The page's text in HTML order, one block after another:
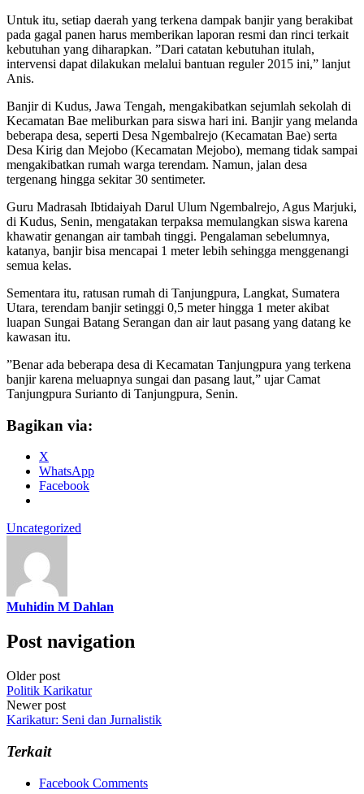
Untuk itu, setiap daerah yang terkena dampak banjir yang berakibat
pada gagal panen harus memberikan laporan resmi dan rinci terkait
kebutuhan yang diharapkan. ”Dari catatan kebutuhan itulah,
intervensi dapat dilakukan melalui bantuan reguler 2015 ini,” lanjut
Anis.
Banjir di Kudus, Jawa Tengah, mengakibatkan sejumlah sekolah di
Kecamatan Bae meliburkan para siswa hari ini. Banjir yang melanda
beberapa desa, seperti Desa Ngembalrejo (Kecamatan Bae) serta
Desa Kirig dan Mejobo (Kecamatan Mejobo), memang tidak sampai
mengakibatkan rumah warga terendam. Namun, jalan desa
tergenang hingga sekitar 30 sentimeter.
Guru Madrasah Ibtidaiyah Darul Ulum Ngembalrejo, Agus Marjuki,
di Kudus, Senin, mengatakan terpaksa memulangkan siswa karena
khawatir genangan air tambah tinggi. Pengalaman sebelumnya,
katanya, banjir bisa mencapai 1 meter lebih sehingga menggenangi
semua kelas.
Sementara itu, ratusan rumah di Tanjungpura, Langkat, Sumatera
Utara, terendam banjir setinggi 0,5 meter hingga 1 meter akibat
luapan Sungai Batang Serangan dan air laut pasang yang datang ke
kawasan itu.
”Benar ada beberapa desa di Kecamatan Tanjungpura yang terkena
banjir karena meluapnya sungai dan pasang laut,” ujar Camat
Tanjungpura Surianto di Tanjungpura, Senin.
Bagikan via:
X
WhatsApp
Facebook
Uncategorized
Muhidin M Dahlan
Post navigation
Older post
Politik Karikatur
Newer post
Karikatur: Seni dan Jurnalistik
Terkait
Facebook Comments